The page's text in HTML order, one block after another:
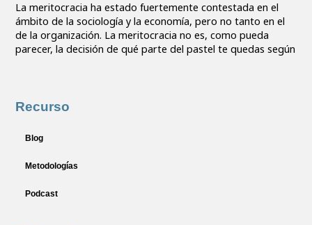
La meritocracia ha estado fuertemente contestada en el
ámbito de la sociología y la economía, pero no tanto en el
de la organización. La meritocracia no es, como pueda
parecer, la decisión de qué parte del pastel te quedas según
Recurso
Blog
Metodologías
Podcast